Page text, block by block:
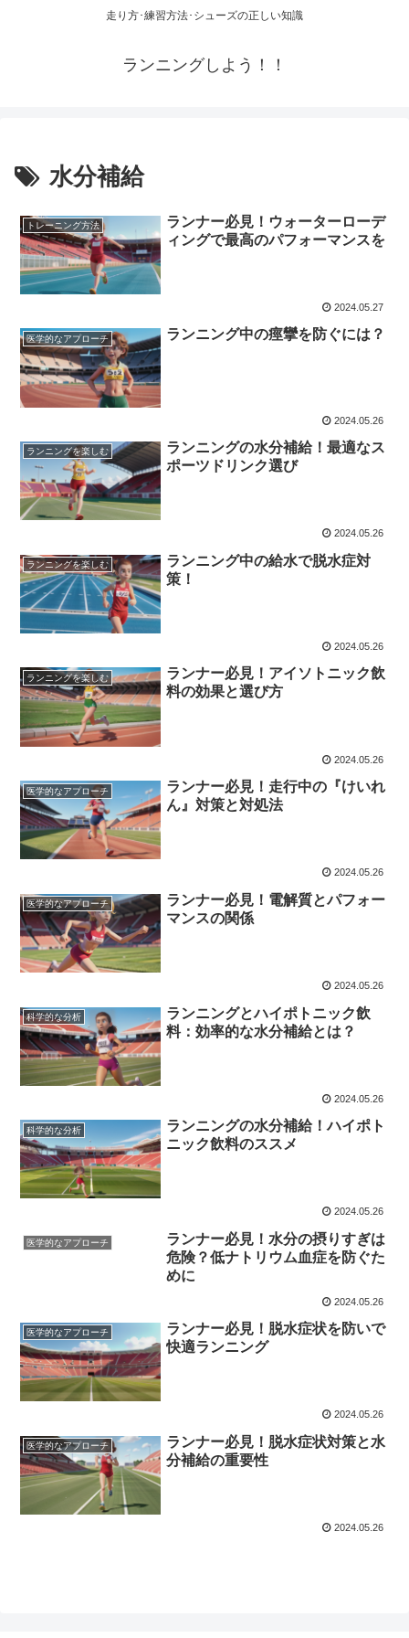
走り方･練習方法･シューズの正しい知識
ランニングしよう！！
水分補給
トレーニング方法
ランナー必見！ウォーターローデ
ィングで最高のパフォーマンスを
2024.05.27
医学的なアプローチ ランニング中の痙攣を防ぐには？
2024.05.26
ランニングを楽しむ
ランニングの水分補給！最適なス
ポーツドリンク選び
2024.05.26
ランニングを楽しむ
ランニング中の給水で脱水症対
策！
2024.05.26
ランニングを楽しむ
ランナー必見！アイソトニック飲
料の効果と選び方
2024.05.26
医学的なアプローチ
ランナー必見！走行中の『けいれ
ん』対策と対処法
2024.05.26
医学的なアプローチ
ランナー必見！電解質とパフォー
マンスの関係
2024.05.26
科学的な分析
ランニングとハイポトニック飲
料：効率的な水分補給とは？
2024.05.26
科学的な分析
ランニングの水分補給！ハイポト
ニック飲料のススメ
2024.05.26
医学的なアプローチ
ランナー必見！水分の摂りすぎは
危険？低ナトリウム血症を防ぐた
めに
2024.05.26
医学的なアプローチ
ランナー必見！脱水症状を防いで
快適ランニング
2024.05.26
医学的なアプローチ
ランナー必見！脱水症状対策と水
分補給の重要性
2024.05.26